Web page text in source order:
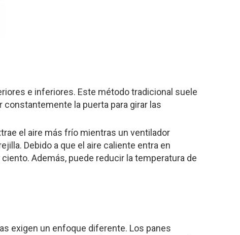
e inferiores. Este método tradicional suele
la puerta para girar las
el aire más frío mientras un ventilador
Debido a que el aire caliente entra en
Además, puede reducir la temperatura de
exigen un enfoque diferente. Los panes